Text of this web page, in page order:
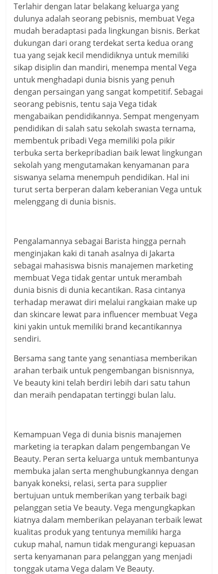
Terlahir dengan latar belakang keluarga yang
dulunya adalah seorang pebisnis, membuat Vega
mudah beradaptasi pada lingkungan bisnis. Berkat
dukungan dari orang terdekat serta kedua orang
tua yang sejak kecil mendidiknya untuk memiliki
sikap disiplin dan mandiri, menempa mental Vega
untuk menghadapi dunia bisnis yang penuh
dengan persaingan yang sangat kompetitif. Sebagai
seorang pebisnis, tentu saja Vega tidak
mengabaikan pendidikannya. Sempat mengenyam
pendidikan di salah satu sekolah swasta ternama,
membentuk pribadi Vega memiliki pola pikir
terbuka serta berkepribadian baik lewat lingkungan
sekolah yang mengutamakan kenyamanan para
siswanya selama menempuh pendidikan. Hal ini
turut serta berperan dalam keberanian Vega untuk
melenggang di dunia bisnis.
Pengalamannya sebagai Barista hingga pernah
menginjakan kaki di tanah asalnya di Jakarta
sebagai mahasiswa bisnis manajemen marketing
membuat Vega tidak gentar untuk merambah
dunia bisnis di dunia kecantikan. Rasa cintanya
terhadap merawat diri melalui rangkaian make up
dan skincare lewat para influencer membuat Vega
kini yakin untuk memiliki brand kecantikannya
sendiri.
Bersama sang tante yang senantiasa memberikan
arahan terbaik untuk pengembangan bisnisnnya,
Ve beauty kini telah berdiri lebih dari satu tahun
dan meraih pendapatan tertinggi bulan lalu.
Kemampuan Vega di dunia bisnis manajemen
marketing ia terapkan dalam pengembangan Ve
Beauty. Peran serta keluarga untuk membantunya
membuka jalan serta menghubungkannya dengan
banyak koneksi, relasi, serta para supplier
bertujuan untuk memberikan yang terbaik bagi
pelanggan setia Ve beauty. Vega mengungkapkan
kiatnya dalam memberikan pelayanan terbaik lewat
kualitas produk yang tentunya memiliki harga
cukup mahal, namun tidak mengurangi kepuasan
serta kenyamanan para pelanggan yang menjadi
tonggak utama Vega dalam Ve Beauty.